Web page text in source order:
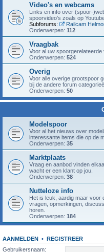
Video's en webcams
Links en info over (spoor-
spoorvideo's zoals op
Subforums:
Railcam
Onderwerpen: 112
Vraagbak
Voor al uw spoorgerelateerde
Onderwerpen: 524
Overig
Voor alle overige grootspoor
bij de andere forum
Onderwerpen: 50
Modelspoor
Voor al het nieuws over
interessante items die op de
Onderwerpen: 35
Marktplaats
Vraag en aanbod vinden
wacht er een klant op jou.
Onderwerpen: 38
Nutteloze info
Het is leuk, aardig maar voor
vragen, opmerkingen,
horen.
Onderwerpen: 184
AANMELDEN • REGISTREER
Gebruikersnaam: